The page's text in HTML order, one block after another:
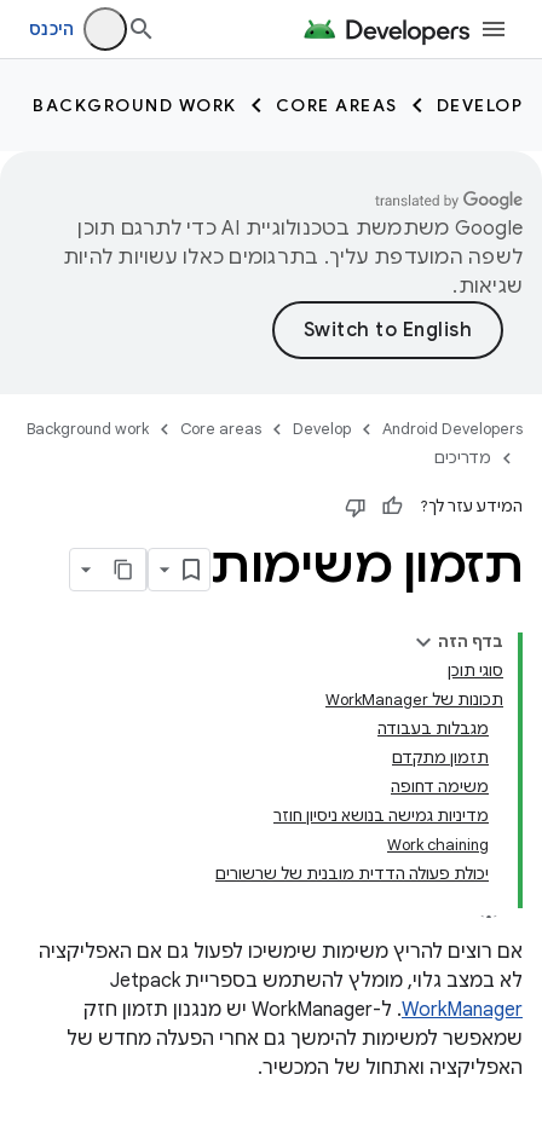
היכנס
DEVELOP
CORE AREAS
BACKGROUND WORK
‫Google משתמשת בטכנולוגיית AI כדי לתרגם תוכן
לשפה המועדפת עליך. בתרגומים כאלו עשויות להיות
שגיאות.
Android Developers
Develop
Core areas
Background work
מדריכים
המידע עזר לך?
תזמון משימות
בדף הזה
סוגי תוכן
תכונות של WorkManager
מגבלות בעבודה
תזמון מתקדם
משימה דחופה
מדיניות גמישה בנושא ניסיון חוזר
Work chaining
יכולת פעולה הדדית מובנית של שרשורים
אם רוצים להריץ משימות שימשיכו לפעול גם אם האפליקציה
לא במצב גלוי, מומלץ להשתמש בספריית Jetpack‏
WorkManager
. ל-WorkManager יש מנגנון תזמון חזק
שמאפשר למשימות להימשך גם אחרי הפעלה מחדש של
האפליקציה ואתחול של המכשיר.